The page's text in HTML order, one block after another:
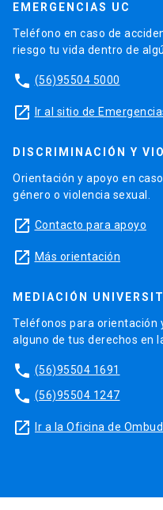
EMERGENCIAS UC
Teléfono en caso de
riesgo tu vida dentro de
phone (56)95504 5000
launch Ir al sitio de
DISCRIMINACIÓN Y
Orientación y apoyo en
género o violencia sexual.
launch Contacto para apoyo
launch Más orientación
MEDIACIÓN
Teléfonos para orientación
alguno de tus derechos en
phone (56)95504 1691
phone (56)95504 1247
launch Ir a la Oficina de